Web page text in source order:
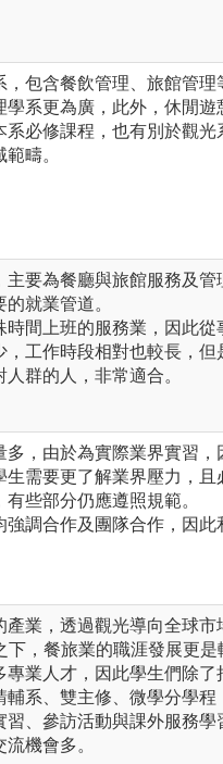
，包含餐飲管理、旅館管理
學系更為廣，此外，休閒遊
必修課程，也有別於觀光
疇。
主要為餐廳與旅館服務及管
就業管道。
時間上班的服務業，因此從
，工作時段相對也較長，但
群的人，非常適合。
多，由於為實際業界實習，
生需要更了解業界壓力，且
些部分仍應遵照規範。
強調合作及團隊合作，因此
產業，透過觀光導向全球市
，餐旅業的職涯發展更是
專業人才，因此學生們除了
系、雙主修、微學分學程
習、參訪活動與課外服務學
機會多。